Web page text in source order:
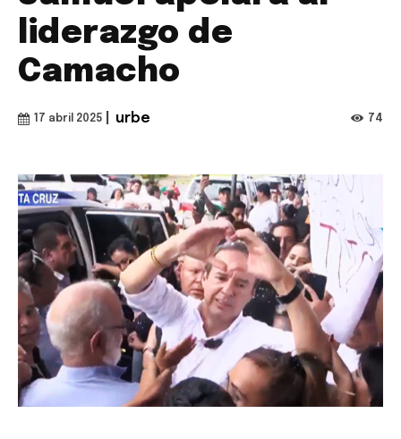
liderazgo de
Camacho
17 abril 2025 urbe 74